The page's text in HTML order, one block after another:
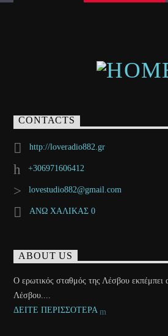
CONTACTS
http://loveradio882.gr
+306971606412
lovestudio882@gmail.com
ΑΝΩ ΧΑΛΙΚΑΣ 0
ABOUT US
Ο ερωτικός σταθμός της Λέσβου εκπέμπει
Λέσβου....
ΔΕΙΤΕ ΠΕΡΙΣΣΟΤΕΡΑ